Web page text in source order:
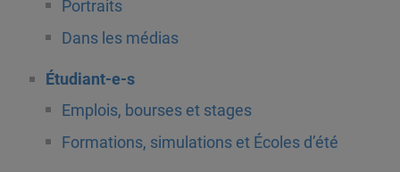
Portraits
Dans les médias
Étudiant-e-s
Emplois, bourses et stages
Formations, simulations et Écoles d’été